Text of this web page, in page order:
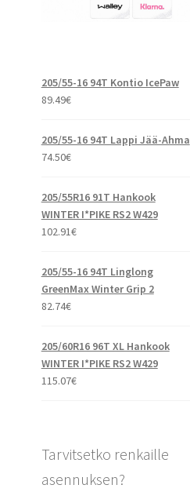
205/55-16 94T Kontio IcePaw
89.49€
205/55-16 94T Lappi Jää-Ahma
74.50€
205/55R16 91T Hankook
WINTER I*PIKE RS2 W429
102.91€
205/55-16 94T Linglong
GreenMax Winter Grip 2
82.74€
205/60R16 96T XL Hankook
WINTER I*PIKE RS2 W429
115.07€
Tarvitsetko renkaille
asennuksen?